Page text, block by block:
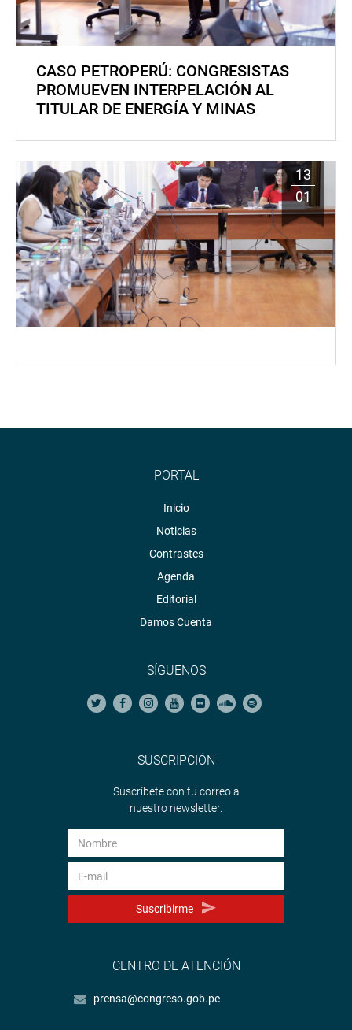
CASO PETROPERÚ: CONGRESISTAS
PROMUEVEN INTERPELACIÓN AL
TITULAR DE ENERGÍA Y MINAS
13
01
PORTAL
Inicio
Noticias
Contrastes
Agenda
Editorial
Damos Cuenta
SÍGUENOS
SUSCRIPCIÓN
Suscríbete con tu correo a
nuestro newsletter.
Suscribirme
CENTRO DE ATENCIÓN
prensa@congreso.gob.pe